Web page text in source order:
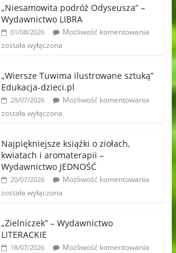
„Niesamowita podróż Odyseusza” –
Wydawnictwo LIBRA
01/08/2026
Możliwość komentowania
została wyłączona
„Wiersze Tuwima ilustrowane sztuką”
Edukacja-dzieci.pl
28/07/2026
Możliwość komentowania
została wyłączona
Najpiękniejsze książki o ziołach,
kwiatach i aromaterapii –
Wydawnictwo JEDNOŚĆ
20/07/2026
Możliwość komentowania
została wyłączona
„Zielniczek” – Wydawnictwo
LITERACKIE
18/07/2026
Możliwość komentowania